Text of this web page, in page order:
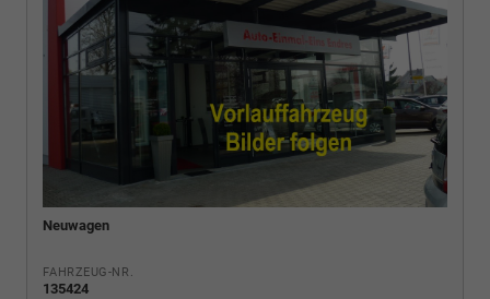
Neuwagen
FAHRZEUG-NR.
135424